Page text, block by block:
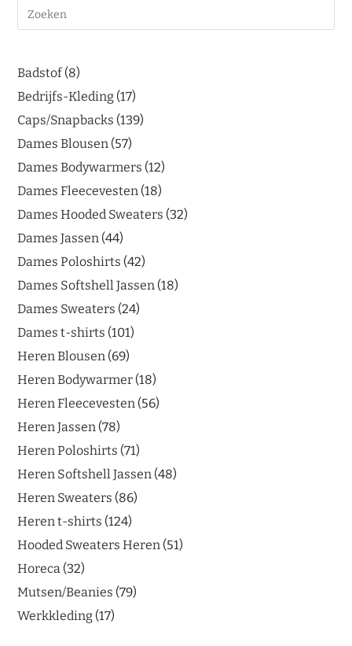
Badstof 8
Bedrijfs-Kleding 17
Caps/Snapbacks 139
Dames Blousen 57
Dames Bodywarmers 12
Dames Fleecevesten 18
Dames Hooded Sweaters 32
Dames Jassen 44
Dames Poloshirts 42
Dames Softshell Jassen 18
Dames Sweaters 24
Dames t-shirts 101
Heren Blousen 69
Heren Bodywarmer 18
Heren Fleecevesten 56
Heren Jassen 78
Heren Poloshirts 71
Heren Softshell Jassen 48
Heren Sweaters 86
Heren t-shirts 124
Hooded Sweaters Heren 51
Horeca 32
Mutsen/Beanies 79
Werkkleding 17